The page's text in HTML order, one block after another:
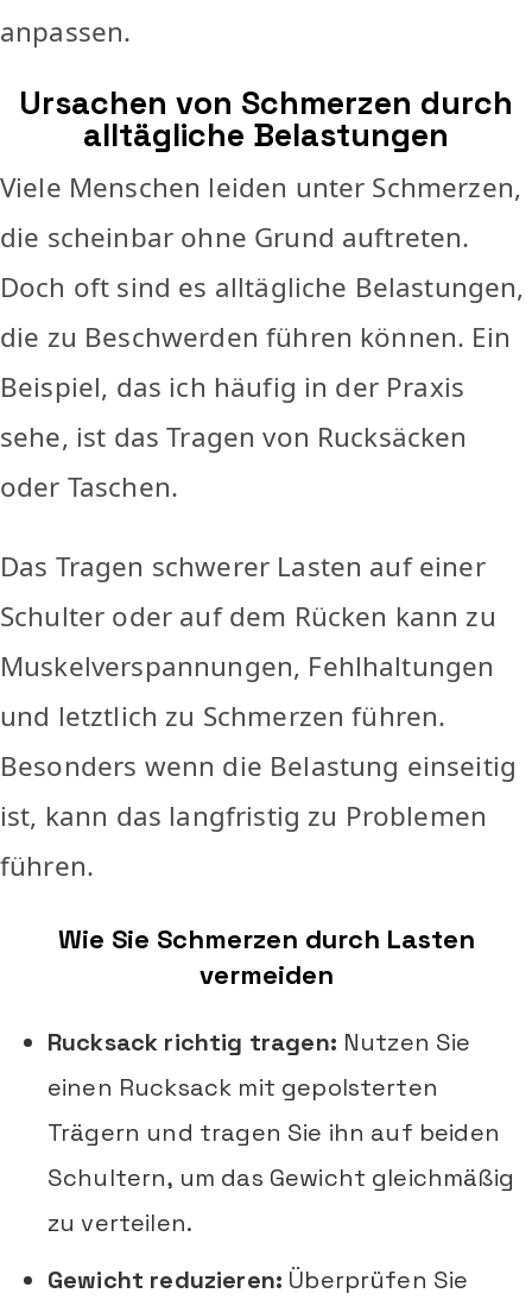
anpassen.
Ursachen von Schmerzen durch
alltägliche Belastungen
Viele Menschen leiden unter Schmerzen,
die scheinbar ohne Grund auftreten.
Doch oft sind es alltägliche Belastungen,
die zu Beschwerden führen können. Ein
Beispiel, das ich häufig in der Praxis
sehe, ist das Tragen von Rucksäcken
oder Taschen.
Das Tragen schwerer Lasten auf einer
Schulter oder auf dem Rücken kann zu
Muskelverspannungen, Fehlhaltungen
und letztlich zu Schmerzen führen.
Besonders wenn die Belastung einseitig
ist, kann das langfristig zu Problemen
führen.
Wie Sie Schmerzen durch Lasten
vermeiden
Rucksack richtig tragen: Nutzen Sie
einen Rucksack mit gepolsterten
Trägern und tragen Sie ihn auf beiden
Schultern, um das Gewicht gleichmäßig
zu verteilen.
Gewicht reduzieren: Überprüfen Sie